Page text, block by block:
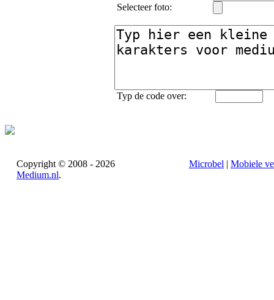
Selecteer foto:
Typ de code over:
Copyright © 2008 - 2026
Medium.nl.
Microbel | Mobiele